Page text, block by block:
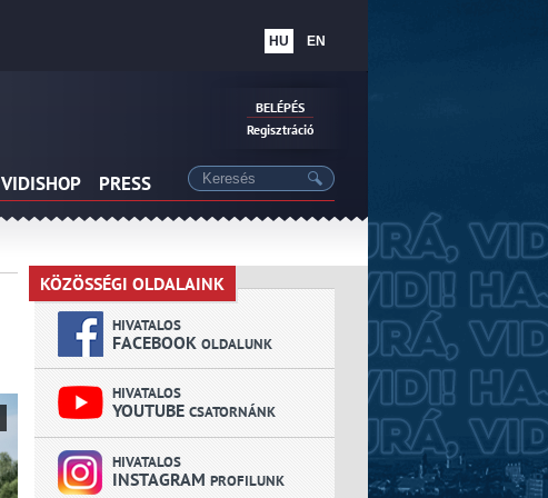
HU EN
VIDISHOP PRESS
BELÉPÉS
Regisztráció
KÖZÖSSÉGI OLDALAINK
KÖZÖSSÉGI OLDALAINK
HIVATALOS
FACEBOOK OLDALUNK
HIVATALOS
YOUTUBE CSATORNÁNK
HIVATALOS
INSTAGRAM PROFILUNK